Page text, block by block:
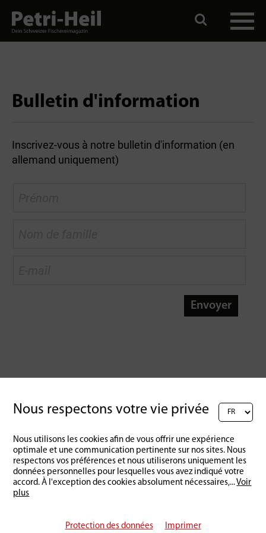
Bulletin d'information
Inscrivez-vous à notre bulletin d'information (en
allemand uniquement)
Envoyer
Nous respectons votre vie privée
Nous utilisons les cookies afin de vous offrir une expérience
optimale et une communication pertinente sur nos sites. Nous
respectons vos préférences et nous utiliserons uniquement les
données personnelles pour lesquelles vous avez indiqué votre
accord. À l'exception des cookies absolument nécessaires,...Voir
plus
Protection des données Imprimer